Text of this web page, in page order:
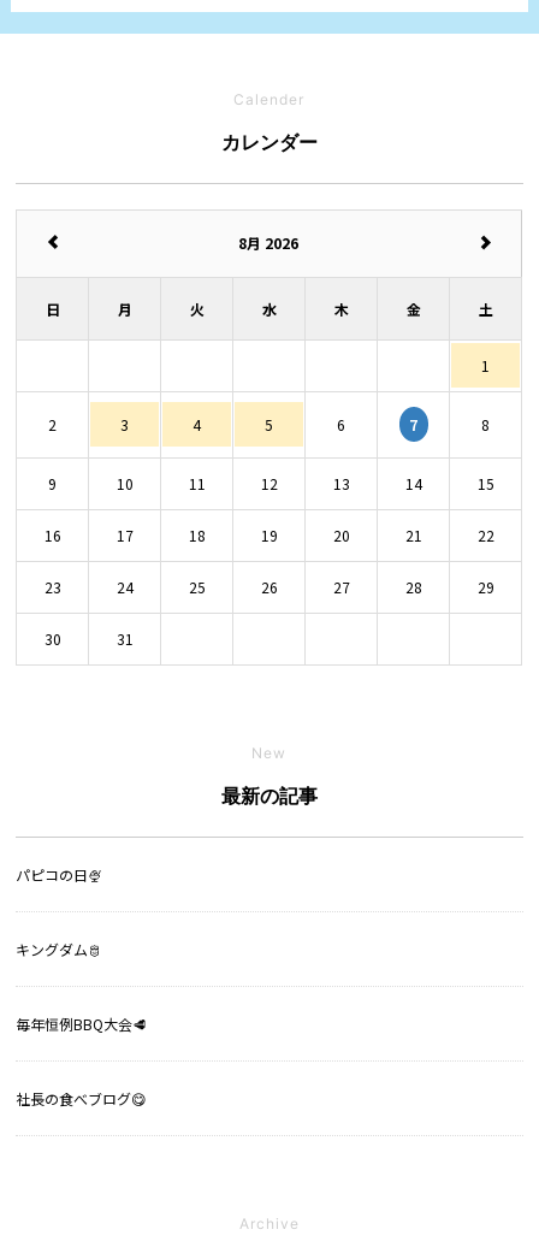
Calender
カレンダー
8月 2026
日 月 火 水 木 金 土
1
2 3 4 5 6 7 8
9 10 11 12 13 14 15
16 17 18 19 20 21 22
23 24 25 26 27 28 29
30 31
New
最新の記事
パピコの日🍨
キングダム🫅
毎年恒例BBQ大会🥩
社長の食べブログ😋
Archive